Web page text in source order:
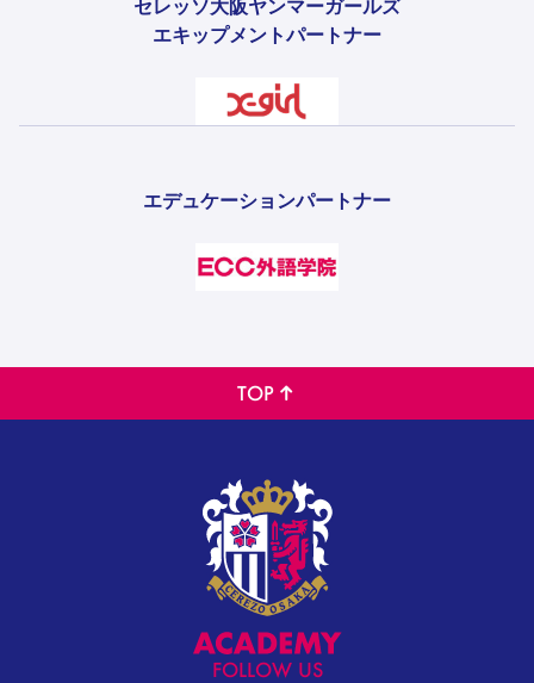
セレッソ大阪ヤンマーガールズ
エキップメントパートナー
エデュケーションパートナー
TOP
FOLLOW US